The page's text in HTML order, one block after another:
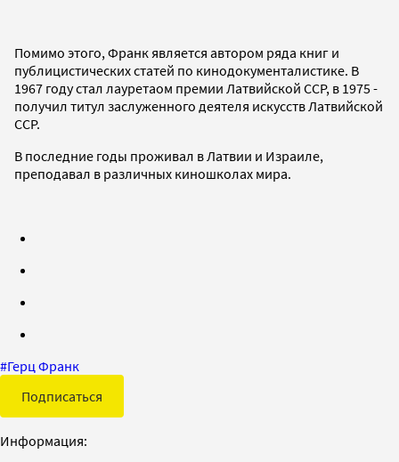
Помимо этого, Франк является автором ряда книг и
публицистических статей по кинодокументалистике. В
1967 году стал лауретаом премии Латвийской ССР, в 1975 -
получил титул заслуженного деятеля искусств Латвийской
ССР.
В последние годы проживал в Латвии и Израиле,
преподавал в различных киношколах мира.
#Герц Франк
Подписаться
Информация: